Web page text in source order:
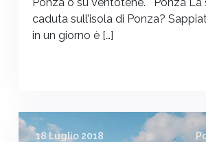
caduta sull’isola di Ponza?
in un giorno è […]
18 Luglio 2018